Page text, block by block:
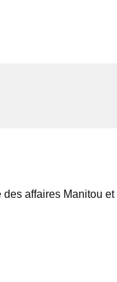
affaires Manitou